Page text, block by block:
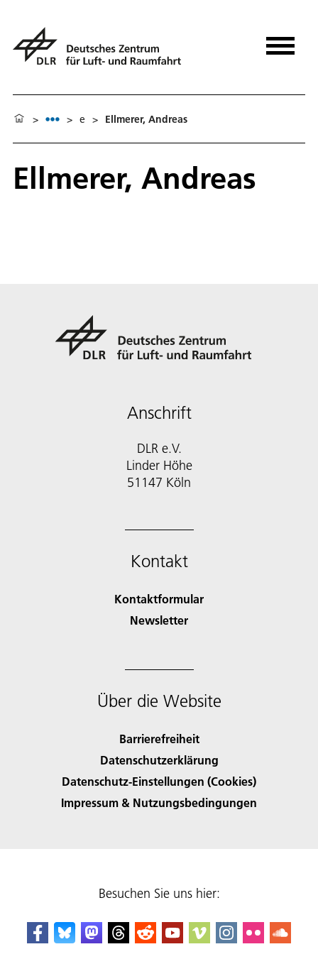
> > e > Ellmerer, Andreas
Ellmerer, Andreas
Anschrift
DLR e.V.
Linder Höhe
51147 Köln
Kontakt
Kontaktformular
Newsletter
Über die Website
Barrierefreiheit
Datenschutzerklärung
Datenschutz-Einstellungen (Cookies)
Impressum & Nutzungsbedingungen
Besuchen Sie uns hier: